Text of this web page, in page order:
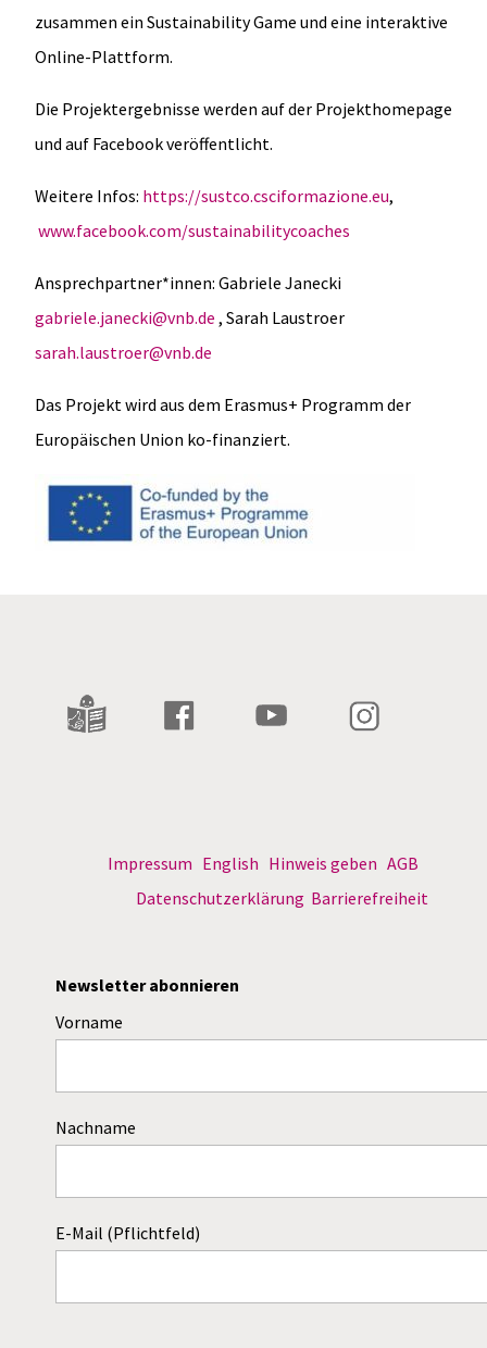
zusammen ein Sustainability Game und eine interaktive
Online-Plattform.
Die Projektergebnisse werden auf der Projekthomepage
und auf Facebook veröffentlicht.
Weitere Infos: https://sustco.csciformazione.eu,
www.facebook.com/sustainabilitycoaches
Ansprechpartner*innen: Gabriele Janecki
gabriele.janecki@vnb.de , Sarah Laustroer
sarah.laustroer@vnb.de
Das Projekt wird aus dem Erasmus+ Programm der
Europäischen Union ko-finanziert.
Impressum English Hinweis geben AGB
Datenschutzerklärung Barrierefreiheit
Newsletter abonnieren
Vorname
Nachname
E-Mail (Pflichtfeld)